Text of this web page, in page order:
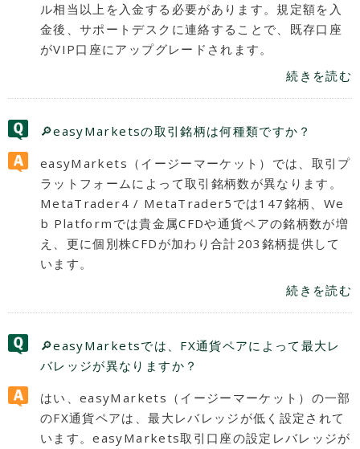
ル相当以上を入金する必要があります。規定額を入
金後、サポートデスクに連絡することで、既存口座
がVIP口座にアップグレードされます。
続きを読む
🔎easyMarketsの取引銘柄は何種類ですか？
easyMarkets（イージーマーケット）では、取引プ
ラットフォームによって取引銘柄数が異なります。
MetaTrader4 / MetaTrader5では147銘柄、We
b Platformでは貴金属CFDや通貨ペアの銘柄数が増
え、更に個別株CFDが加わり合計203銘柄提供して
います。
続きを読む
🔎easyMarketsでは、FX通貨ペアによって最大レ
バレッジが異なりますか？
はい、easyMarkets（イージーマーケット）の一部
のFX通貨ペアは、最大レバレッジが低く設定されて
います。easyMarkets取引口座の設定レバレッジが